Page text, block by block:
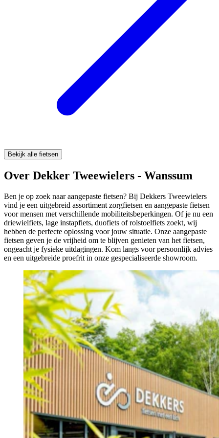
Bekijk alle fietsen
Over Dekker Tweewielers - Wanssum
Ben je op zoek naar aangepaste fietsen? Bij Dekkers Tweewielers
vind je een uitgebreid assortiment zorgfietsen en aangepaste fietsen
voor mensen met verschillende mobiliteitsbeperkingen. Of je nu een
driewielfiets, lage instapfiets, duofiets of rolstoelfiets zoekt, wij
hebben de perfecte oplossing voor jouw situatie. Onze aangepaste
fietsen geven je de vrijheid om te blijven genieten van het fietsen,
ongeacht je fysieke uitdagingen. Kom langs voor persoonlijk advies
en een uitgebreide proefrit in onze gespecialiseerde showroom.